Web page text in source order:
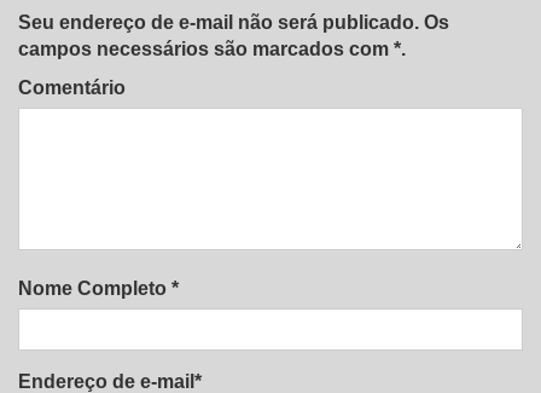
Seu endereço de e-mail não será publicado. Os
campos necessários são marcados com *.
Comentário
Nome Completo *
Endereço de e-mail*